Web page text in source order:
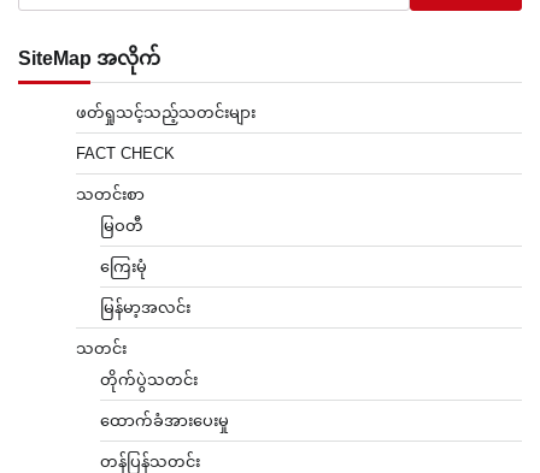
SiteMap အလိုက်
ဖတ်ရှုသင့်သည့်သတင်းများ
FACT CHECK
သတင်းစာ
မြဝတီ
ကြေးမုံ
မြန်မာ့အလင်း
သတင်း
တိုက်ပွဲသတင်း
ထောက်ခံအားပေးမှု
တန်ပြန်သတင်း